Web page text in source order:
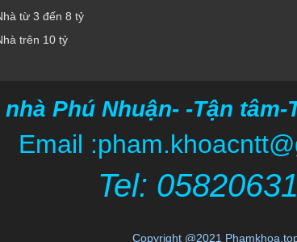
từ 3 đến 8 tỷ
trên 10 tỷ
nhà Phú Nhuận- -Tận
Email
Tel: 05820
Copyright @2021